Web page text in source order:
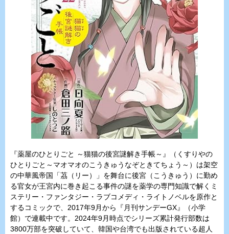
『薬屋のひとりごと ～猫猫の後宮謎解き手帳～』（くすりやの
ひとりごと～マオマオのこうきゅうなぞときてちょう～）は架空
の中華風帝国「茘（リー）」を舞台に後宮（こうきゅう）に勤め
る官女が王宮内に巻き起こる事件の謎を薬学の専門知識で解くミ
ステリー・ファンタジー・ラブコメディ・ライトノベルを原作と
するコミックで、2017年9月から『月刊サンデーGX』（小学
館）で連載中です。2024年9月時点でシリーズ累計発行部数は
3800万部を突破していて、韓国や台湾でも出版されている超人